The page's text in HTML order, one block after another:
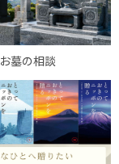
お墓の相談